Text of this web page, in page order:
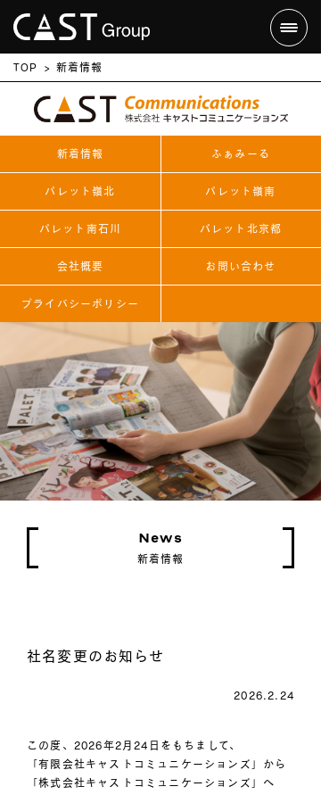
TOP 新着情報
新着情報 ふぁみーる
パレット嶺北 パレット嶺南
パレット南石川 パレット北京都
会社概要 お問い合わせ
プライバシーポリシー
News
新着情報
社名変更のお知らせ
2026.2.24
この度、2026年2月24日をもちまして、
「有限会社キャストコミュニケーションズ」から
「株式会社キャストコミュニケーションズ」へ